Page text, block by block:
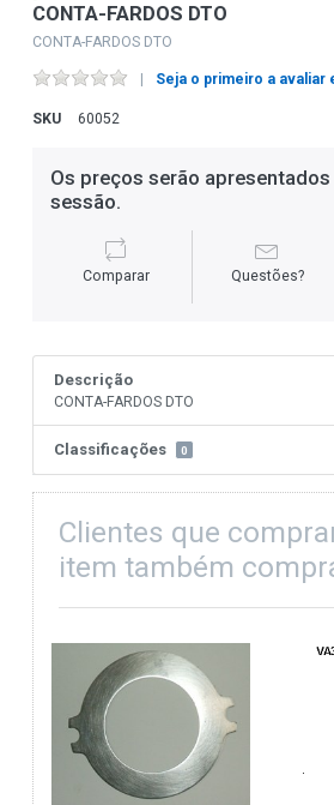
CONTA-FARDOS DTO
CONTA-FARDOS DTO
Seja o primeiro a avaliar
SKU 60052
Os preços serão
sessão.
Comparar Questões?
Descrição
CONTA-FARDOS DTO
Classificações 0
Clientes que
item também